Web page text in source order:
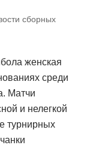
сборных
женская
среди
Матчи
и нелегкой
турнирных